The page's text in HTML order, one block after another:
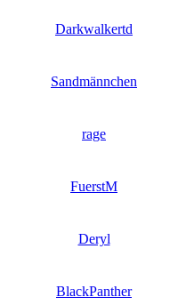
Darkwalkertd
Sandmännchen
rage
FuerstM
Deryl
BlackPanther